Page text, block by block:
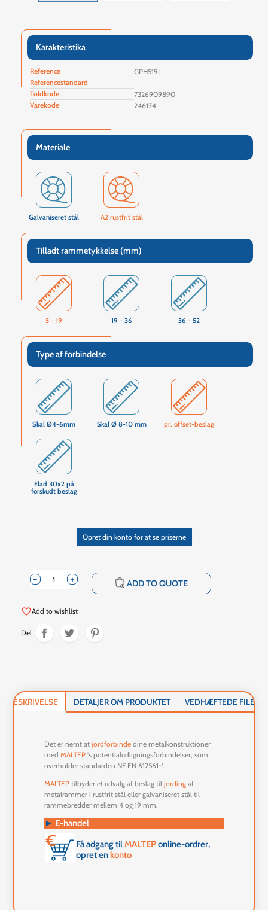
Karakteristika
Reference
GPH519I
Referencestandard
Toldkode
7326909890
Varekode
246174
Materiale
Galvaniseret stål A2 rustfrit stål
Tilladt rammetykkelse (mm)
5 - 19 19 - 36 36 - 52
Type af forbindelse
Skal Ø4-6mm Skal Ø 8-10 mm pr. offset-beslag
Flad 30x2 på
forskudt beslag
Opret din konto for at se priserne
+
- shopping_cart ADD TO QUOTE
favorite_borderAdd to wishlist
Del
BESKRIVELSE DETALJER OM PRODUKTET VEDHÆFTEDE FILER
Det er nemt atjordforbinde dine metalkonstruktioner
medMALTEP 's potentialudligningsforbindelser, som
overholder standarden NF EN 612561-1.
MALTEP tilbyder et udvalg af beslag tiljording af
metalrammer i rustfrit stål eller galvaniseret stål til
rammebredder mellem 4 og 19 mm.
► E-handel
Få adgang tilMALTEPonline-ordrer,
opret en konto